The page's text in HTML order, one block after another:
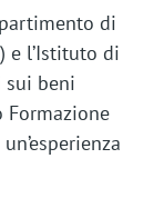
di
e l’Istituto di
sui beni